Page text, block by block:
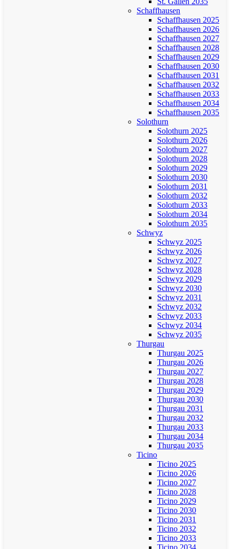
Schaffhausen
Schaffhausen 2025
Schaffhausen 2026
Schaffhausen 2027
Schaffhausen 2028
Schaffhausen 2029
Schaffhausen 2030
Schaffhausen 2031
Schaffhausen 2032
Schaffhausen 2033
Schaffhausen 2034
Schaffhausen 2035
Solothurn
Solothurn 2025
Solothurn 2026
Solothurn 2027
Solothurn 2028
Solothurn 2029
Solothurn 2030
Solothurn 2031
Solothurn 2032
Solothurn 2033
Solothurn 2034
Solothurn 2035
Schwyz
Schwyz 2025
Schwyz 2026
Schwyz 2027
Schwyz 2028
Schwyz 2029
Schwyz 2030
Schwyz 2031
Schwyz 2032
Schwyz 2033
Schwyz 2034
Schwyz 2035
Thurgau
Thurgau 2025
Thurgau 2026
Thurgau 2027
Thurgau 2028
Thurgau 2029
Thurgau 2030
Thurgau 2031
Thurgau 2032
Thurgau 2033
Thurgau 2034
Thurgau 2035
Ticino
Ticino 2025
Ticino 2026
Ticino 2027
Ticino 2028
Ticino 2029
Ticino 2030
Ticino 2031
Ticino 2032
Ticino 2033
Ticino 2034